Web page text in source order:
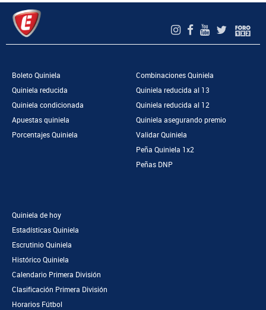
Boleto Quiniela
Quiniela reducida
Quiniela condicionada
Apuestas quiniela
Porcentajes Quiniela
Combinaciones Quiniela
Quiniela reducida al 13
Quiniela reducida al 12
Quiniela asegurando premio
Validar Quiniela
Peña Quiniela 1x2
Peñas DNP
Quiniela de hoy
Estadísticas Quiniela
Escrutinio Quiniela
Histórico Quiniela
Calendario Primera División
Clasificación Primera División
Horarios Fútbol